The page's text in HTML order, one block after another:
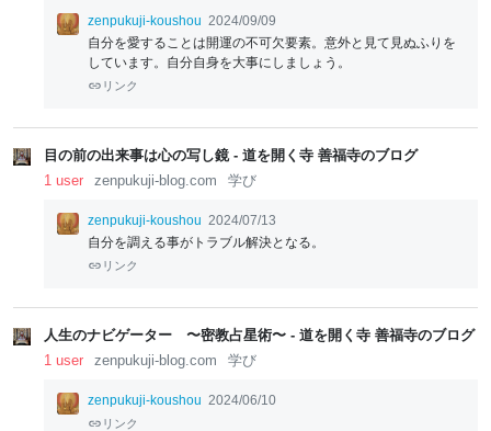
zenpukuji-koushou 2024/09/09
自分を愛することは開運の不可欠要素。意外と見て見ぬふりを
しています。自分自身を大事にしましょう。
リンク
目の前の出来事は心の写し鏡 - 道を開く寺 善福寺のブログ
1 user
zenpukuji-blog.com 学び
zenpukuji-koushou 2024/07/13
自分を調える事がトラブル解決となる。
リンク
人生のナビゲーター 〜密教占星術〜 - 道を開く寺 善福寺のブログ
1 user
zenpukuji-blog.com 学び
zenpukuji-koushou 2024/06/10
リンク